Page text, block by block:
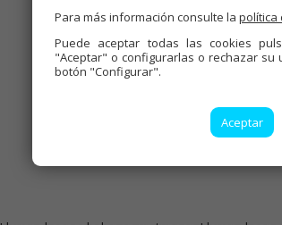
Tiempo de cocción:
Comensales:6-8
Precio:
Etiquetas:
Dulces varios
Especial Navidad,
Para más información consulte la política
Puede aceptar todas las cookies
"Aceptar" o configurarlas o rechazar su
botón "Configurar".
Aceptar